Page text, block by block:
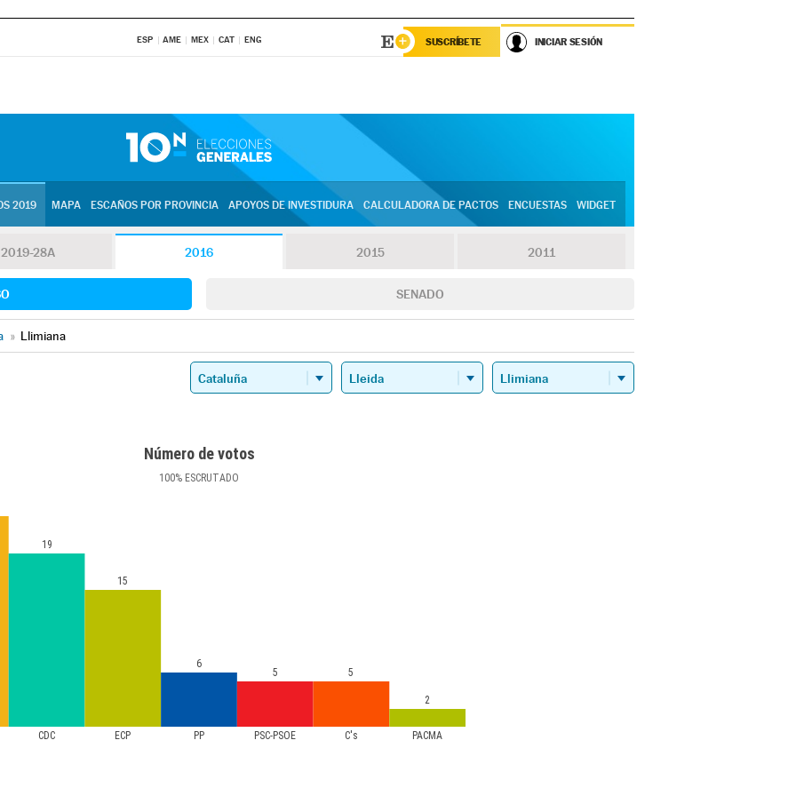
ESP AME MEX CAT ENG SUSCRÍBETE INICIAR SESIÓN
2019 MAPA ESCAÑOS POR PROVINCIA APOYOS DE INVESTIDURA CALCULADORA DE PACTOS ENCUESTAS WIDGET
2019-28A 2016 2015 2011
SENADO
» Llimiana
Número de votos
100% ESCRUTADO
CDC ECP PP PSC-PSOE C's PACMA
19
15
6
5 5
2